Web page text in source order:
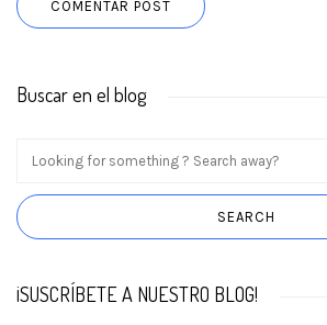
Buscar en el blog
¡SUSCRÍBETE A NUESTRO BLOG!